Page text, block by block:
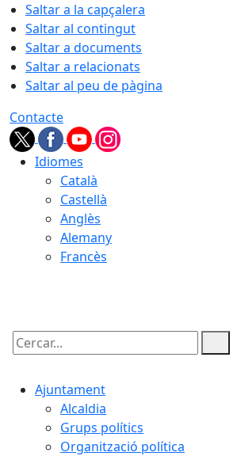
Saltar a la capçalera
Saltar al contingut
Saltar a documents
Saltar a relacionats
Saltar al peu de pàgina
Contacte
Idiomes
Català
Castellà
Anglès
Alemany
Francès
Cercar:
Ajuntament
Alcaldia
Grups polítics
Organització política